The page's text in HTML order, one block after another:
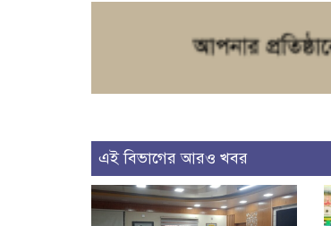
এই বিভাগের আরও খবর